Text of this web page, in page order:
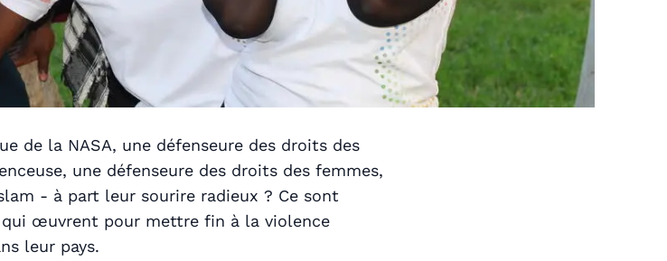
de la NASA, une défenseure des droits des
une défenseure des droits des femmes,
- à part leur sourire radieux ? Ce sont
qui œuvrent pour mettre fin à la violence
leur pays.